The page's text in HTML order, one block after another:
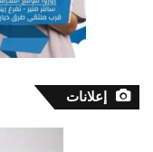
إعلانات